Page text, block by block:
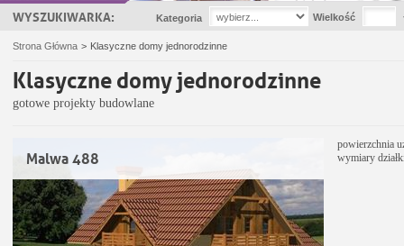
WYSZUKIWARKA: Kategoria Wielkość
Strona Główna > Klasyczne domy jednorodzinne
Klasyczne domy jednorodzinne
gotowe projekty budowlane
Malwa 488
powierzchnia
wymiary